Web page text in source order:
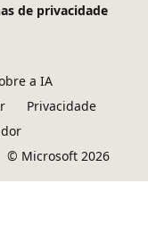
de privacidade
a IA
Privacidade
© Microsoft 2026